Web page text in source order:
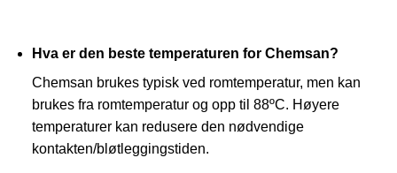
Hva er den beste temperaturen for Chemsan?
Chemsan brukes typisk ved romtemperatur, men kan
brukes fra romtemperatur og opp til 88ºC. Høyere
temperaturer kan redusere den nødvendige
kontakten/bløtleggingstiden.